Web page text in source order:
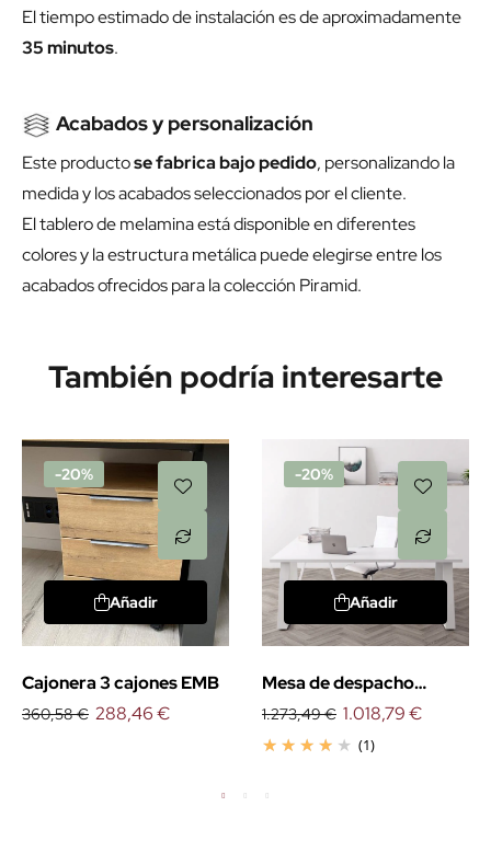
El tiempo estimado de instalación es de aproximadamente
35 minutos.
Acabados y personalización
Este productose fabrica bajo pedido, personalizando la
medida y los acabados seleccionados por el cliente.
El tablero de melamina está disponible en diferentes
colores y la estructura metálica puede elegirse entre los
acabados ofrecidos para la colección Piramid.
También podría interesarte
-20%
Añadir
Cajonera 3 cajones EMB
360,58 € 288,46 €
-20%
Añadir
Mesa de despacho
esquinera Piramid
1.273,49 €
(1)
1.018,79 €